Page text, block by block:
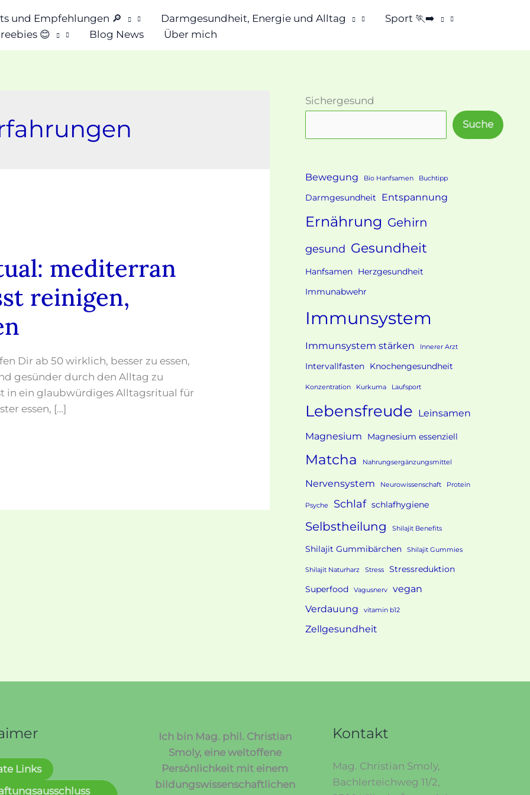
und Empfehlungen 🔎 Darmgesundheit, Energie und Alltag
Sport 🏃‍➡️
😊 Blog News Über mich
mediterran
reinigen,
Dir ab 50 wirklich, besser zu essen,
gesünder durch den Alltag zu
in ein glaubwürdiges Alltagsritual für
essen, […]
Sichergesund
Suche
Bewegung Bio Hanfsamen Buchtipp
Darmgesundheit Entspannung
Ernährung Gehirn
gesund Gesundheit
Hanfsamen Herzgesundheit
Immunabwehr
Immunsystem
Immunsystem stärken Innerer Arzt
Intervallfasten Knochengesundheit
Konzentration Kurkuma Laufsport
Lebensfreude Leinsamen
Magnesium
Magnesium essenziell
Matcha Nahrungsergänzungsmittel
Nervensystem Neurowissenschaft Protein
Psyche Schlaf schlafhygiene
Selbstheilung Shilajit Benefits
Shilajit Gummibärchen Shilajit Gummies
Shilajit Naturharz Stress Stressreduktion
Superfood Vagusnerv
vegan
Verdauung
vitamin b12
Zellgesundheit
Links
Ich bin Mag. phil. Christian
Smoly, eine weltoffene
Persönlichkeit mit einem
bildungswissenschaftlichen
Kontakt
Mag. Christian Smoly,
Bachlerteichweg 11/2,